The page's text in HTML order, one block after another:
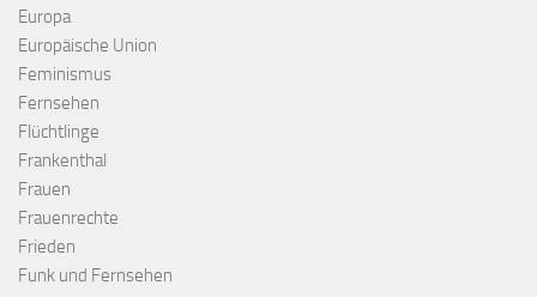
Europa
Europäische Union
Feminismus
Fernsehen
Flüchtlinge
Frankenthal
Frauen
Frauenrechte
Frieden
Funk und Fernsehen